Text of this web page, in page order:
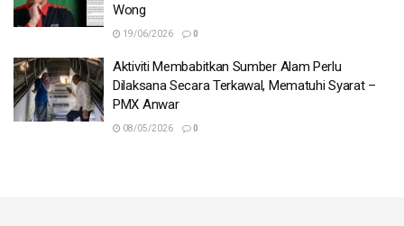
Wong
19/06/2026 0
Aktiviti Membabitkan Sumber Alam Perlu
Dilaksana Secara Terkawal, Mematuhi Syarat –
PMX Anwar
08/05/2026 0